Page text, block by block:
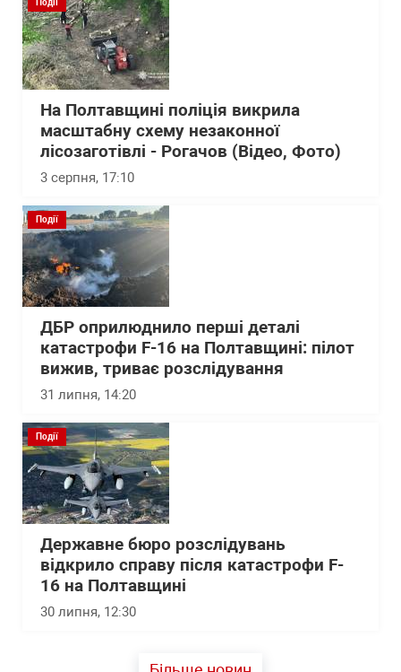
Події
На Полтавщині поліція викрила
масштабну схему незаконної
лісозаготівлі - Рогачов (Відео, Фото)
3 серпня, 17:10
Події
ДБР оприлюднило перші деталі
катастрофи F-16 на Полтавщині: пілот
вижив, триває розслідування
31 липня, 14:20
Події
Державне бюро розслідувань
відкрило справу після катастрофи F-
16 на Полтавщині
30 липня, 12:30